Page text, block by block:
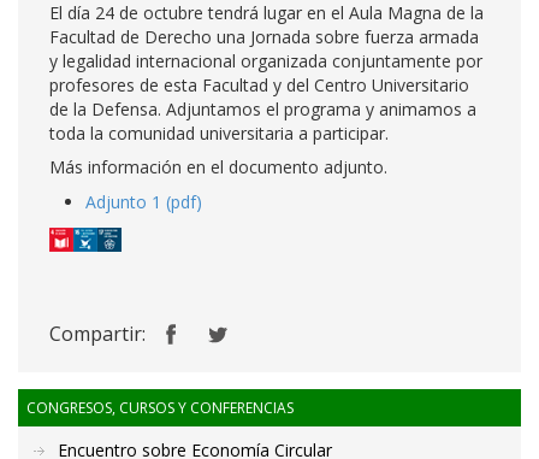
El día 24 de octubre tendrá lugar en el Aula Magna de la
Facultad de Derecho una Jornada sobre fuerza armada
y legalidad internacional organizada conjuntamente por
profesores de esta Facultad y del Centro Universitario
de la Defensa. Adjuntamos el programa y animamos a
toda la comunidad universitaria a participar.
Más información en el documento adjunto.
Adjunto 1 (pdf)
Compartir:
CONGRESOS, CURSOS Y CONFERENCIAS
Encuentro sobre Economía Circular